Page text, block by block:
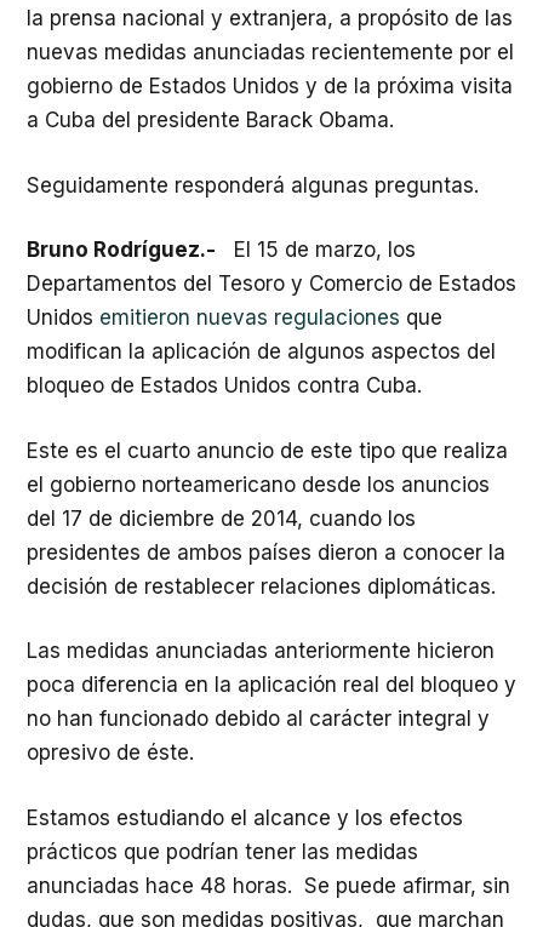
la prensa nacional y extranjera, a propósito de las
nuevas medidas anunciadas recientemente por el
gobierno de Estados Unidos y de la próxima visita
a Cuba del presidente Barack Obama.
Seguidamente responderá algunas preguntas.
Bruno Rodríguez.- El 15 de marzo, los
Departamentos del Tesoro y Comercio de Estados
Unidos emitieron nuevas regulaciones que
modifican la aplicación de algunos aspectos del
bloqueo de Estados Unidos contra Cuba.
Este es el cuarto anuncio de este tipo que realiza
el gobierno norteamericano desde los anuncios
del 17 de diciembre de 2014, cuando los
presidentes de ambos países dieron a conocer la
decisión de restablecer relaciones diplomáticas.
Las medidas anunciadas anteriormente hicieron
poca diferencia en la aplicación real del bloqueo y
no han funcionado debido al carácter integral y
opresivo de éste.
Estamos estudiando el alcance y los efectos
prácticos que podrían tener las medidas
anunciadas hace 48 horas. Se puede afirmar, sin
dudas, que son medidas positivas, que marchan